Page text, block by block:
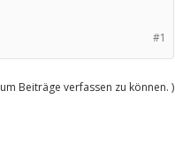
#1
Beiträge verfassen zu können. )